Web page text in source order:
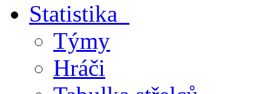
Statistika
Týmy
Hráči